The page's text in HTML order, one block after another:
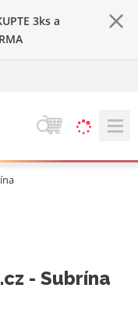
3ks a
V
h
- Subrína